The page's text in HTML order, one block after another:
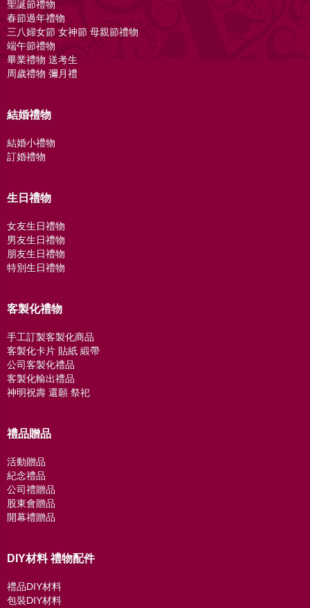
聖誕節禮物
春節過年禮物
三八婦女節 女神節 母親節禮物
端午節禮物
畢業禮物 送考生
周歲禮物 彌月禮
結婚禮物
結婚小禮物
訂婚禮物
生日禮物
女友生日禮物
男友生日禮物
朋友生日禮物
特別生日禮物
客製化禮物
手工訂製客製化商品
客製化卡片 貼紙 緞帶
公司客製化禮品
客製化輸出禮品
神明祝壽 還願 祭祀
禮品贈品
活動贈品
紀念禮品
公司禮贈品
股東會贈品
開幕禮贈品
DIY材料 禮物配件
禮品DIY材料
包裝DIY材料